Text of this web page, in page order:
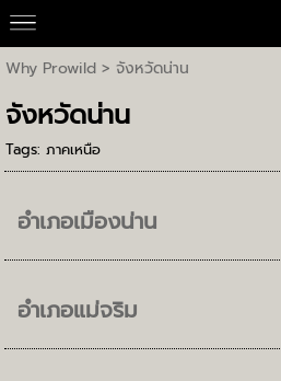
Why Prowild> จังหวัดน่าน
จังหวัดน่าน
Tags: ภาคเหนือ
อำเภอเมืองน่าน
อำเภอแม่จริม